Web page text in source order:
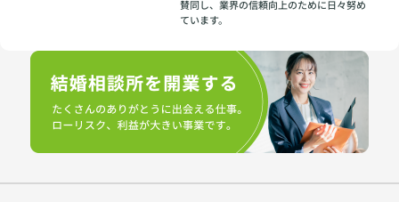
賛同し、業界の信頼向上のために日々努め
ています。